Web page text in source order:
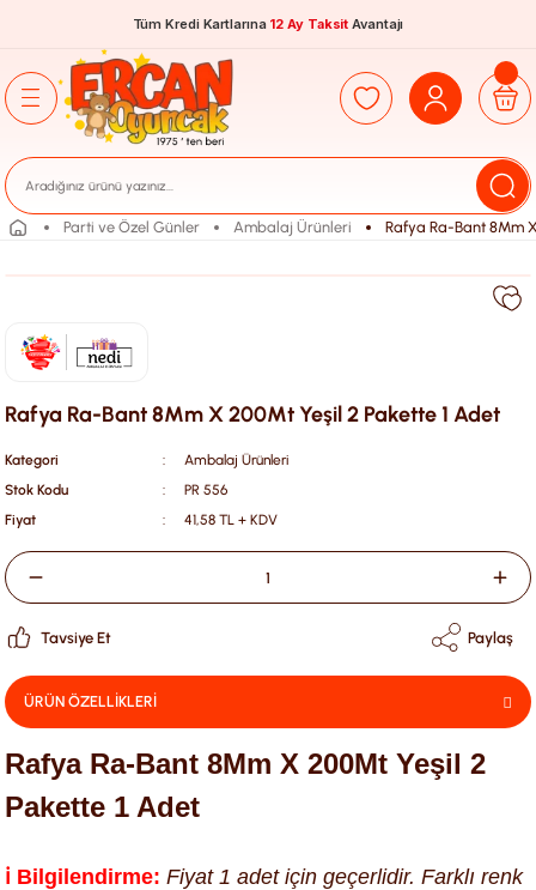
Tüm Kredi Kartlarına 12 Ay Taksit Avantajı
Parti ve Özel Günler Ambalaj Ürünleri Rafya Ra-Bant 8Mm
Rafya Ra-Bant 8Mm X 200Mt Yeşil 2 Pakette 1 Adet
Kategori
Ambalaj Ürünleri
Stok Kodu
PR 556
Fiyat
41,58 TL + KDV
Tavsiye Et Paylaş
ÜRÜN ÖZELLİKLERİ
Rafya Ra-Bant 8Mm X 200Mt Yeşil 2
Pakette 1 Adet
ℹ️ Bilgilendirme: Fiyat 1 adet için geçerlidir. Farklı renk